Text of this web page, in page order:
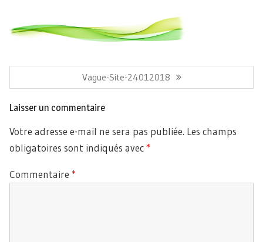
Navigation
l’article
Article
Précédent:
Vague-Site-24012018
Laisser un commentaire
Votre adresse e-mail ne sera pas publiée. Les champs
obligatoires sont indiqués avec*
Commentaire *